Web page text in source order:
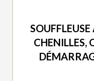
CHENILLES,